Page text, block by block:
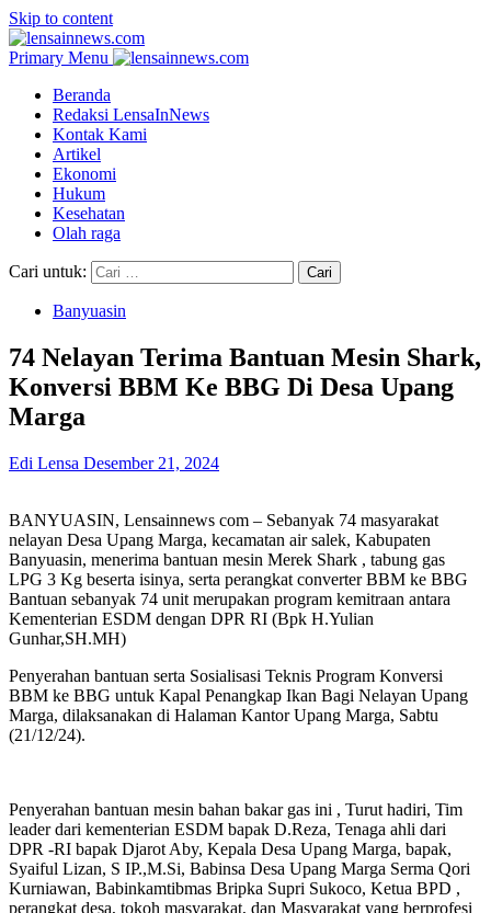
Skip to content
Primary Menu
Beranda
Redaksi LensaInNews
Kontak Kami
Artikel
Ekonomi
Hukum
Kesehatan
Olah raga
Cari untuk:
Banyuasin
74 Nelayan Terima Bantuan Mesin Shark,
Konversi BBM Ke BBG Di Desa Upang
Marga
Edi Lensa Desember 21, 2024
BANYUASIN, Lensainnews com – Sebanyak 74 masyarakat
nelayan Desa Upang Marga, kecamatan air salek, Kabupaten
Banyuasin, menerima bantuan mesin Merek Shark , tabung gas
LPG 3 Kg beserta isinya, serta perangkat converter BBM ke BBG
Bantuan sebanyak 74 unit merupakan program kemitraan antara
Kementerian ESDM dengan DPR RI (Bpk H.Yulian
Gunhar,SH.MH)
Penyerahan bantuan serta Sosialisasi Teknis Program Konversi
BBM ke BBG untuk Kapal Penangkap Ikan Bagi Nelayan Upang
Marga, dilaksanakan di Halaman Kantor Upang Marga, Sabtu
(21/12/24).
Penyerahan bantuan mesin bahan bakar gas ini , Turut hadiri, Tim
leader dari kementerian ESDM bapak D.Reza, Tenaga ahli dari
DPR -RI bapak Djarot Aby, Kepala Desa Upang Marga, bapak,
Syaiful Lizan, S IP.,M.Si, Babinsa Desa Upang Marga Serma Qori
Kurniawan, Babinkamtibmas Bripka Supri Sukoco, Ketua BPD ,
perangkat desa, tokoh masyarakat, dan Masyarakat yang berprofesi